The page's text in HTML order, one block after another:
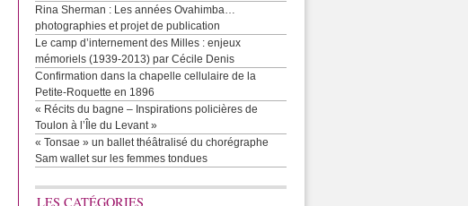
Rina Sherman : Les années Ovahimba…
photographies et projet de publication
Le camp d’internement des Milles : enjeux
mémoriels (1939-2013) par Cécile Denis
Confirmation dans la chapelle cellulaire de la
Petite-Roquette en 1896
« Récits du bagne – Inspirations policières de
Toulon à l’Île du Levant »
« Tonsae » un ballet théâtralisé du chorégraphe
Sam wallet sur les femmes tondues
LES CATÉGORIES